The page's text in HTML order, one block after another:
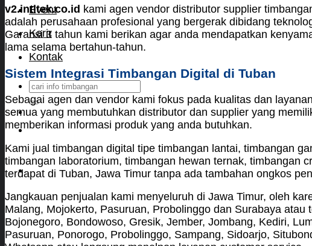
Event
Karir
Kontak
Search
for:
v2.intitek.co.id kami agen vendor distributor supplier
adalah perusahaan profesional yang bergerak dibidang
Garansi 3 tahun kami berikan agar anda mendapatkan
lama selama bertahun-tahun.
Sistem Integrasi Timbangan Digital di Tuban
Sebagai agen dan vendor kami fokus pada kualitas dan
semua yang membutuhkan distributor dan supplier yang
memberikan informasi produk yang anda butuhkan.
Kami jual timbangan digital tipe timbangan lantai, timbangan
timbangan laboratorium, timbangan hewan ternak, timbangan
terdapat di Tuban, Jawa Timur tanpa ada tambahan ongkos
Jangkauan penjualan kami menyeluruh di Jawa Timur, oleh
Malang, Mojokerto, Pasuruan, Probolinggo dan Surabaya
Bojonegoro, Bondowoso, Gresik, Jember, Jombang, Kediri,
Pasuruan, Ponorogo, Probolinggo, Sampang, Sidoarjo,